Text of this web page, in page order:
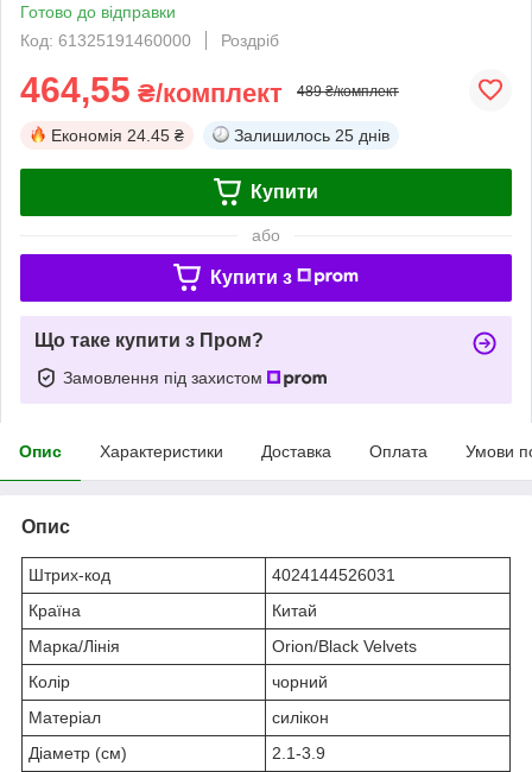
Готово до відправки
Код: 61325191460000
Роздріб
464,55 ₴/комплект 489 ₴/комплект
Економія 24.45 ₴ Залишилось 25 днів
Купити
або
Купити з
Що таке купити з Пром?
Замовлення під захистом
Опис Характеристики Доставка Оплата Умови
Опис
Штрих-код
4024144526031
Країна
Китай
Марка/Лінія
Orion/Black Velvets
Колір
чорний
Матеріал
силікон
Діаметр (см)
2.1-3.9